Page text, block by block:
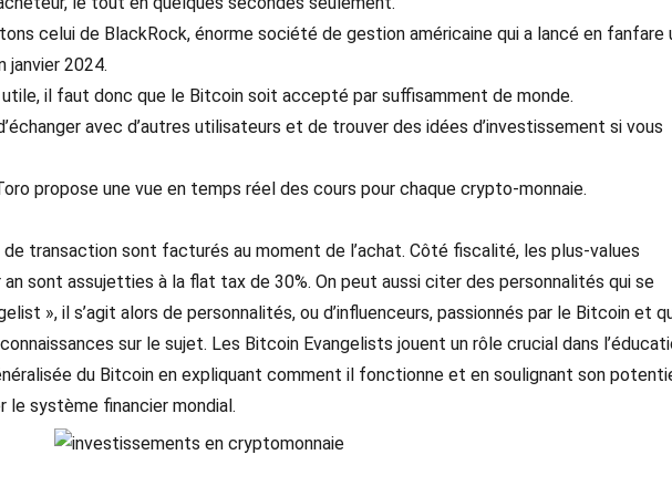
celui de BlackRock, énorme société de gestion américaine qui a lancé en fanfare
janvier 2024.
il faut donc que le Bitcoin soit accepté par suffisamment de monde.
avec d’autres utilisateurs et de trouver des idées d’investissement si vous
propose une vue en temps réel des cours pour chaque crypto-monnaie.
transaction sont facturés au moment de l’achat. Côté fiscalité, les plus-values
an sont assujetties à la flat tax de 30%. On peut aussi citer des personnalités qui se
», il s’agit alors de personnalités, ou d’influenceurs, passionnés par le Bitcoin et
sur le sujet. Les Bitcoin Evangelists jouent un rôle crucial dans
du Bitcoin en expliquant comment il fonctionne et en soulignant son
le système financier mondial.